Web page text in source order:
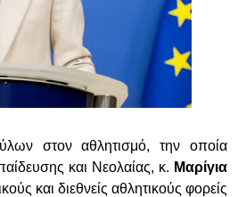
στον αθλητισμό, την οποία
και Νεολαίας, κ. Μαρίγια
και διεθνείς αθλητικούς φορείς